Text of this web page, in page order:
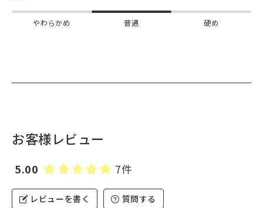
やわらかめ 普通 硬め
お客様レビュー
5.00 7件
レビューを書く 質問する